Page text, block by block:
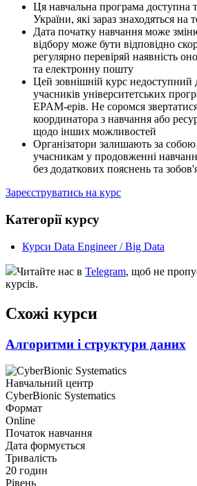
Ця навчальна програма доступна
України, які зараз знаходяться на
Дата початку навчання може
відбору може бути відповідно
регулярно перевіряй наявність
та електронну пошту
Цей зовнішній курс недоступний
учасників університетських
EPAM-ерів. Не соромся
координатора з навчання або
щодо інших можливостей
Організатори залишають за
учасникам у продовженні
без додаткових пояснень та
Зареєструватись на курс
Категорії курсу
Курси Data Engineer / Big Data
Читайте нас в Telegram, щоб не
курсів.
Схожі курси
Алгоритми і структури даних
Навчальний центр
CyberBionic Systematics
Формат
Online
Початок навчання
Дата формується
Тривалість
20 годин
Рівень